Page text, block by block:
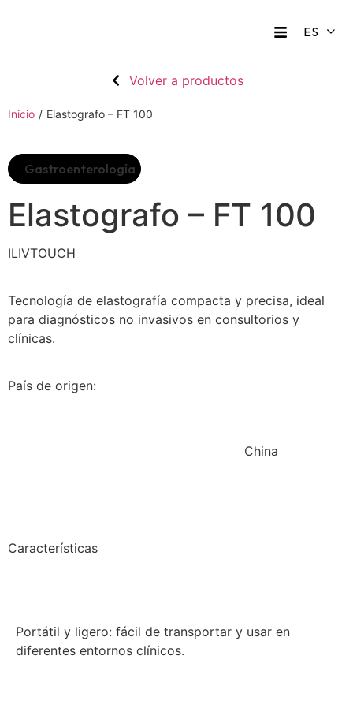
Volver a productos
Inicio / Elastografo – FT 100
Gastroenterología
Elastografo – FT 100
ILIVTOUCH
Tecnología de elastografía compacta y precisa, ideal
para diagnósticos no invasivos en consultorios y
clínicas.
País de origen:
China
Características
Portátil y ligero: fácil de transportar y usar en
diferentes entornos clínicos.